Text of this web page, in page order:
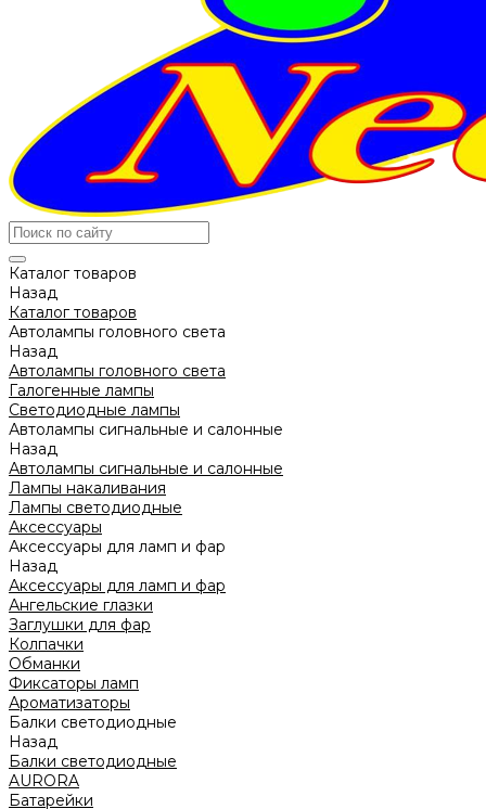
Каталог товаров
Назад
Каталог товаров
Автолампы головного света
Назад
Автолампы головного света
Галогенные лампы
Светодиодные лампы
Автолампы сигнальные и салонные
Назад
Автолампы сигнальные и салонные
Лампы накаливания
Лампы светодиодные
Аксессуары
Аксессуары для ламп и фар
Назад
Аксессуары для ламп и фар
Ангельские глазки
Заглушки для фар
Колпачки
Обманки
Фиксаторы ламп
Ароматизаторы
Балки светодиодные
Назад
Балки светодиодные
AURORA
Батарейки